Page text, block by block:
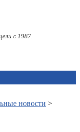
с 1987.
новости >